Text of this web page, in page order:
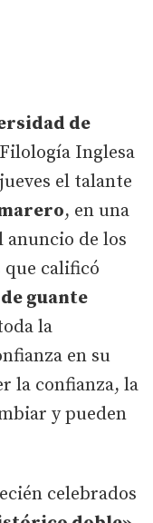
de
Inglesa
el talante
, en una
anuncio de los
que calificó
guante
la
en su
la confianza, la
y pueden
celebrados